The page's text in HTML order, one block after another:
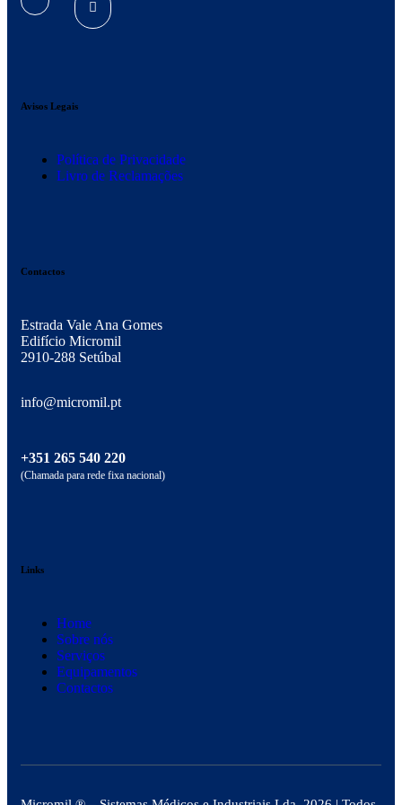
Avisos Legais
Política de Privacidade
Livro de Reclamações
Contactos
Estrada Vale Ana Gomes
Edifício Micromil
2910-288 Setúbal
info@micromil.pt
+351 265 540 220
(Chamada para rede fixa nacional)
Links
Home
Sobre nós
Serviços
Equipamentos
Contactos